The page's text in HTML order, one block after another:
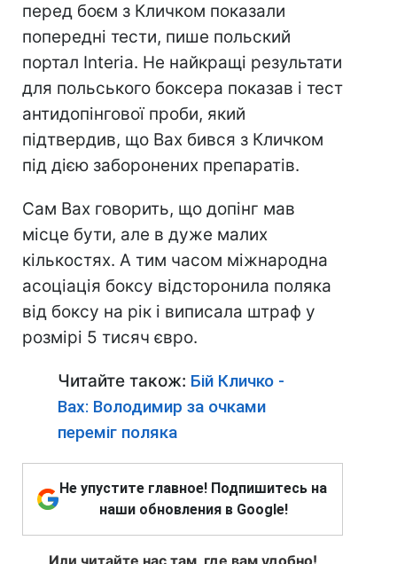
перед боєм з Кличком показали
попередні тести, пише польский
портал Interia. Не найкращі результати
для польського боксера показав і тест
антидопінгової проби, який
підтвердив, що Вах бився з Кличком
під дією заборонених препаратів.
Сам Вах говорить, що допінг мав
місце бути, але в дуже малих
кількостях. А тим часом міжнародна
асоціація боксу відсторонила поляка
від боксу на рік і виписала штраф у
розмірі 5 тисяч євро.
Читайте також: Бій Кличко -
Вах: Володимир за очками
переміг поляка
Не упустите главное! Подпишитесь на
наши обновления в Google!
Или читайте нас там, где вам удобно!